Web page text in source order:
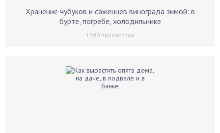
Хранение чубуков и саженцев винограда зимой: в
бурте, погребе, холодильнике
1390просмотров